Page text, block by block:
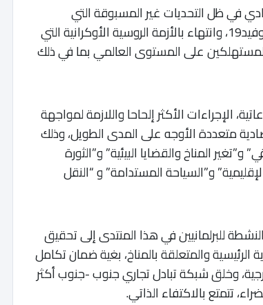
في ظل التحديات غير المسبوقة التي
تواجهها المنطقة، من الركود المالي الكبير، مرورا بجائحة كوفيد19، وانتهاء بالأزمة الروسية الأوكرانية التي
على المستوى العالمي بما في ذلك
الإجراءات الأكثر إلحاحا واللازمة لمواجهة
متعددة الأوجه على المدى الطويل، وذلك
المناخ والقضايا البيئية” و”الثورة
و”السياحة المستدامة” و “النقل
للبرلمانيين في هذا المنتدى إلى تحقيق
والمتعلقة بالمناخ، بغية ضمان تكامل
وخلق شبكة تبادل تجاري جنوب -جنوب أكثر
تتمتع بالاكتفاء الذاتي.